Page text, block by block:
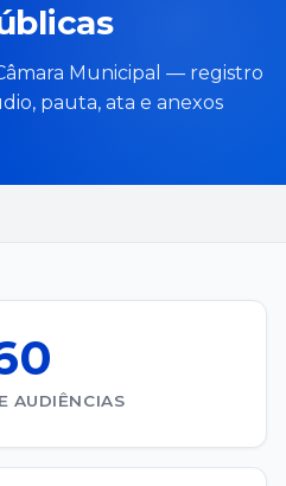
Municipal — registro
pauta, ata e anexos
AUDIÊNCIAS